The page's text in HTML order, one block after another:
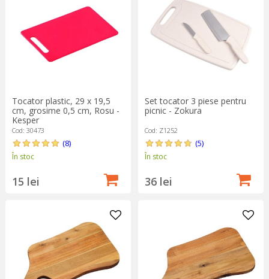
Tocator plastic, 29 x 19,5
cm, grosime 0,5 cm, Rosu -
Kesper
Cod: 30473
(8)
În stoc
15 lei
Set tocator 3 piese pentru
picnic - Zokura
Cod: Z1252
(5)
În stoc
36 lei